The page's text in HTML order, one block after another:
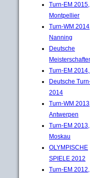
Turn-EM 2015,
Montpellier
Turn-WM
Nanning
Deutsche
Turn-EM
Deutsche
2014
Turn-WM
Antwerpen
Turn-EM 2013,
Moskau
OLYMPISCHE
SPIELE 2012
Turn-EM 2012,